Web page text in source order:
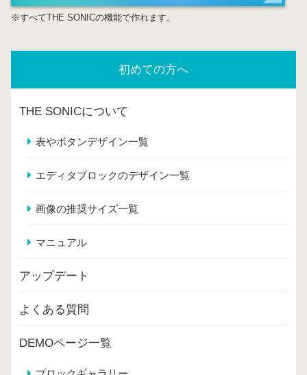
※すべてTHE SONICの機能で作れます。
初めての方へ
THE SONICについて
表やボタンデザイン一覧
エディタブロックのデザイン一覧
画像の推奨サイズ一覧
マニュアル
アップデート
よくある質問
DEMOページ一覧